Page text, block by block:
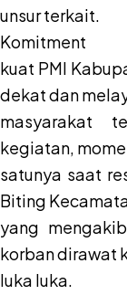
unsur terkait.
Komitment
kuat PMI
dekat dan
masyarakat
kegiatan,
satunya saat
Biting
yang
korban dirawat
luka luka.